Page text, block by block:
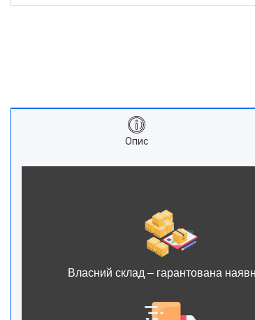
Опис
Власний склад – гарантована